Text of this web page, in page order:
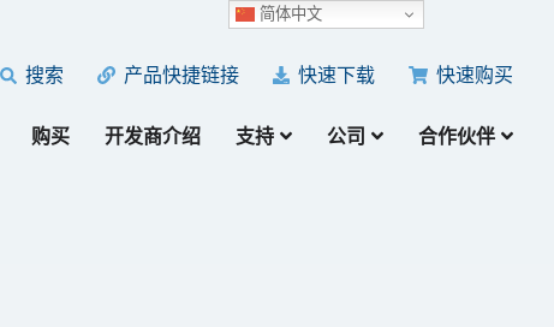
搜索 产品快捷链接 快速下载 快速购买
购买 开发商介绍 支持 公司 合作伙伴
简体中文